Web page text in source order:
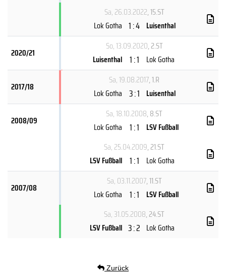
Sa, 26.03.2022, 15.ST
Lok Gotha 1 : 4 Luisenthal
2020/21
So, 13.09.2020, 2.ST
Luisenthal
1 : 1 Lok Gotha
2017/18
Sa, 19.08.2017, 1.R
Lok Gotha 3 : 1 Luisenthal
2008/09
Sa, 18.10.2008, 8.ST
Lok Gotha
1 : 1
LSV Fußball
Sa, 25.04.2009, 21.ST
LSV Fußball
1 : 1 Lok Gotha
2007/08
Sa, 03.11.2007, 11.ST
Lok Gotha
1 : 1
LSV Fußball
Sa, 31.05.2008, 24.ST
LSV Fußball 3 : 2 Lok Gotha
Zurück